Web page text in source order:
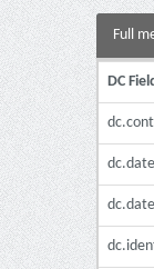
Full
DC